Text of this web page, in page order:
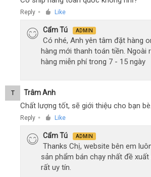
Reply ● Like
Cẩm Tú ADMIN
Có nhé, Anh yên tâm đặt hàng
hàng mới thanh toán tiền.
hàng miễn phí trong 7 - 15 ngày
T Trâm Anh
Chất lượng tốt, sẽ giới thiệu cho bạn bè.
Reply ● Like
Cẩm Tú ADMIN
Thanks Chị, website bên em
sản phẩm bán chạy nhất đề
rất uy tín.